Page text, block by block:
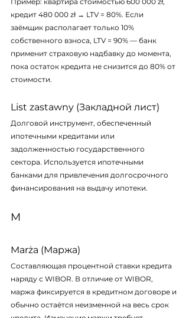
кредит 480 000 zł → LTV = 80%. Если
заёмщик располагает только 10%
собственного взноса, LTV = 90% — банк
применит страховую надбавку до момента,
пока остаток кредита не снизится до 80% от
стоимости.
List zastawny (Закладной лист)
Долговой инструмент, обеспеченный
ипотечными кредитами или
задолженностью государственного
сектора. Используется ипотечными
банками для привлечения долгосрочного
финансирования на выдачу ипотеки.
M
Marża (Маржа)
Составляющая процентной ставки кредита
наряду с WIBOR. В отличие от WIBOR,
маржа фиксируется в кредитном договоре и
обычно остаётся неизменной на весь срок